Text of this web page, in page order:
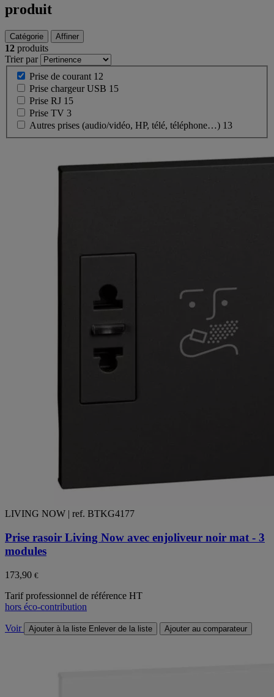
produit
Catégorie Affiner
12 produits
Trier par
Prise de courant 12
Prise chargeur USB 15
Prise RJ 15
Prise TV 3
Autres prises (audio/vidéo, HP, télé, téléphone…) 13
LIVING NOW | ref. BTKG4177
Prise rasoir Living Now avec enjoliveur noir mat - 3
modules
173,90 €
Tarif professionnel de référence HT
hors éco-contribution
Voir Ajouter à la liste Enlever de la liste Ajouter au comparateur